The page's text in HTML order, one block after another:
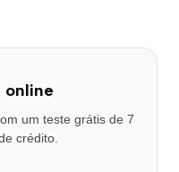
online
um teste grátis de 7
crédito.